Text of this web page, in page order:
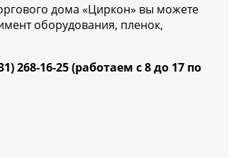
дома «Циркон» вы можете
оборудования, пленок,
16-25 (работаем с 8 до 17 по